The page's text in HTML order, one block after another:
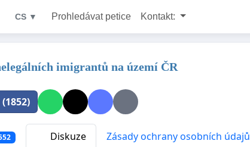
CS ▼ Prohledávat petice Kontakt:
imigrantů na území ČR
Diskuze Zásady ochrany osobních údajů